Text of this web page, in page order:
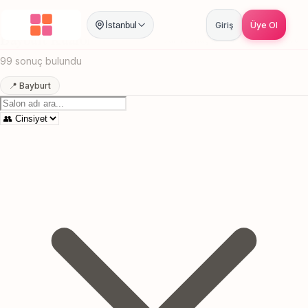
İstanbul Giriş Üye Ol
Anasayfa / /
Bayburt Kuaför
99 sonuç bulundu
📍 Bayburt
Canlı sonuçlar Online randevu